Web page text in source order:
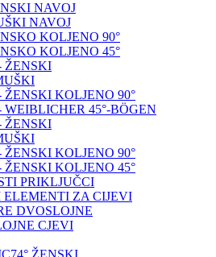
NAVOJ
NAVOJ
KOLJENO 90°
KOLJENO 45°
ŽENSKI
ŽENSKI KOLJENO 90°
WEIBLICHER 45°-BÖGEN
ŽENSKI
ŽENSKI KOLJENO 90°
ŽENSKI KOLJENO 45°
PRIKLJUČCI
ELEMENTI ZA CIJEVI
DVOSLOJNE
CJEVI
ŽENSKI